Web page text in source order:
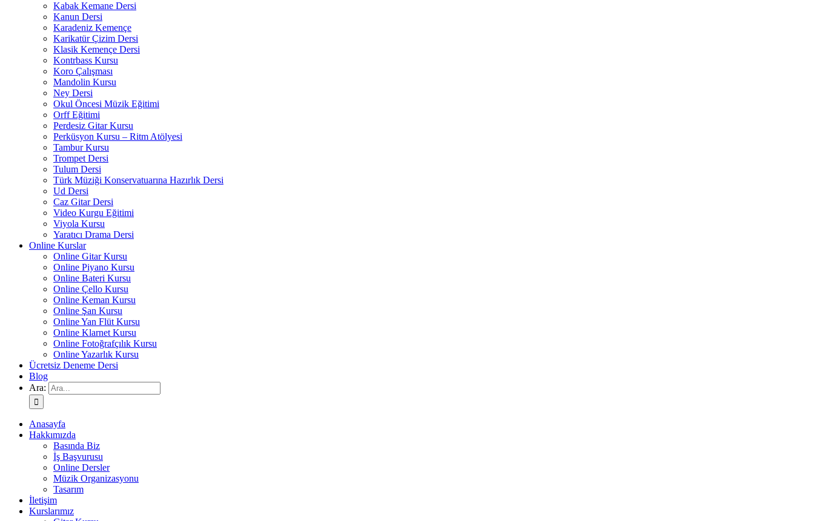
Kabak Kemane Dersi
Kanun Dersi
Karadeniz Kemençe
Karikatür Çizim Dersi
Klasik Kemençe Dersi
Kontrbass Kursu
Koro Çalışması
Mandolin Kursu
Ney Dersi
Okul Öncesi Müzik Eğitimi
Orff Eğitimi
Perdesiz Gitar Kursu
Perküsyon Kursu – Ritm Atölyesi
Tambur Kursu
Trompet Dersi
Tulum Dersi
Türk Müziği Konservatuarına Hazırlık Dersi
Ud Dersi
Caz Gitar Dersi
Video Kurgu Eğitimi
Viyola Kursu
Yaratıcı Drama Dersi
Online Kurslar
Online Gitar Kursu
Online Piyano Kursu
Online Bateri Kursu
Online Çello Kursu
Online Keman Kursu
Online Şan Kursu
Online Yan Flüt Kursu
Online Klarnet Kursu
Online Fotoğrafçılık Kursu
Online Yazarlık Kursu
Ücretsiz Deneme Dersi
Blog
Ara:
Anasayfa
Hakkımızda
Basında Biz
İş Başvurusu
Online Dersler
Müzik Organizasyonu
Tasarım
İletişim
Kurslarımız